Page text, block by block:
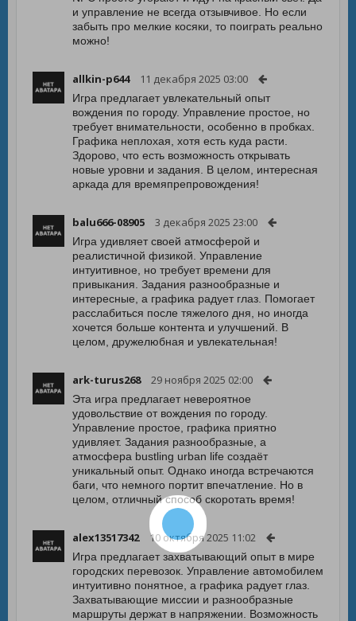
и управление не всегда отзывчивое. Но если
забыть про мелкие косяки, то поиграть реально
можно!
allkin-p644 11 декабря 2025 03:00
Игра предлагает увлекательный опыт
вождения по городу. Управление простое, но
требует внимательности, особенно в пробках.
Графика неплохая, хотя есть куда расти.
Здорово, что есть возможность открывать
новые уровни и задания. В целом, интересная
аркада для времяпрепровождения!
balu666-08905 3 декабря 2025 23:00
Игра удивляет своей атмосферой и
реалистичной физикой. Управление
интуитивное, но требует времени для
привыкания. Задания разнообразные и
интересные, а графика радует глаз. Помогает
расслабиться после тяжелого дня, но иногда
хочется больше контента и улучшений. В
целом, дружелюбная и увлекательная!
ark-turus268 29 ноября 2025 02:00
Эта игра предлагает невероятное
удовольствие от вождения по городу.
Управление простое, графика приятно
удивляет. Задания разнообразные, а
атмосфера bustling urban life создаёт
уникальный опыт. Однако иногда встречаются
баги, что немного портит впечатление. Но в
целом, отличный способ скоротать время!
alex13517342 10 октября 2025 11:02
Игра предлагает захватывающий опыт в мире
городских перевозок. Управление автомобилем
интуитивно понятное, а графика радует глаз.
Захватывающие миссии и разнообразные
маршруты держат в напряжении. Возможность